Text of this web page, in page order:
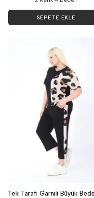
SEPETE EKLE